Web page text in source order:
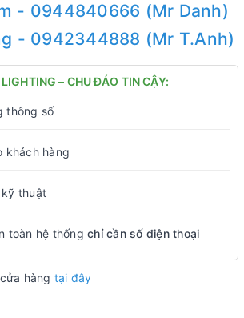
- 0944840666 (Mr Danh)
- 0942344888 (Mr T.Anh)
– CHU ĐÁO TIN CẬY:
thông số
khách hàng
thuật
toàn hệ thống chỉ cần số điện thoại
hàng tại đây